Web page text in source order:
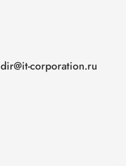
dir@it-corporation.ru